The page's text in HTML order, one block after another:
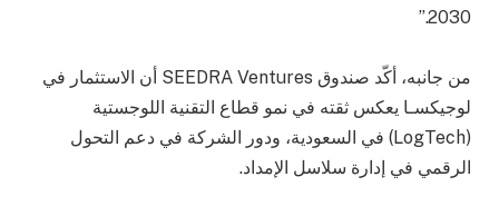
2030.”
من جانبه، أكّد صندوق SEEDRA Ventures أن الاستثمار في
لوجيكسـا يعكس ثقته في نمو قطاع التقنية اللوجستية
(LogTech) في السعودية، ودور الشركة في دعم التحول
الرقمي في إدارة سلاسل الإمداد.